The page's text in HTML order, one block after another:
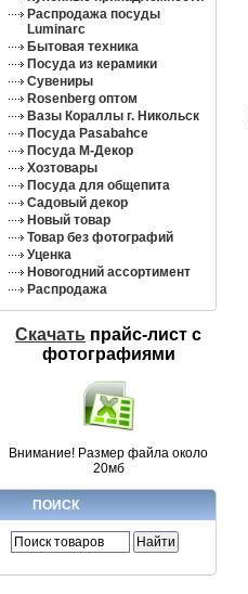
Распродажа посуды
Luminarc
Бытовая техника
Посуда из керамики
Сувениры
Rosenberg оптом
Вазы Кораллы г. Никольск
Посуда Pasabahce
Посуда М-Декор
Хозтовары
Посуда для общепита
Садовый декор
Новый товар
Товар без фотографий
Уценка
Новогодний ассортимент
Распродажа
Скачать прайс-лист c
фотографиями
Внимание! Размер файла около
20мб
ПОИСК